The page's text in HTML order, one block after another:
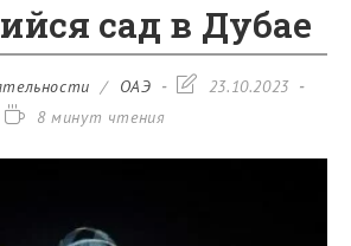
сад в Дубае
/ ОАЭ
Запись23.10.2023
Время8 минут чтения